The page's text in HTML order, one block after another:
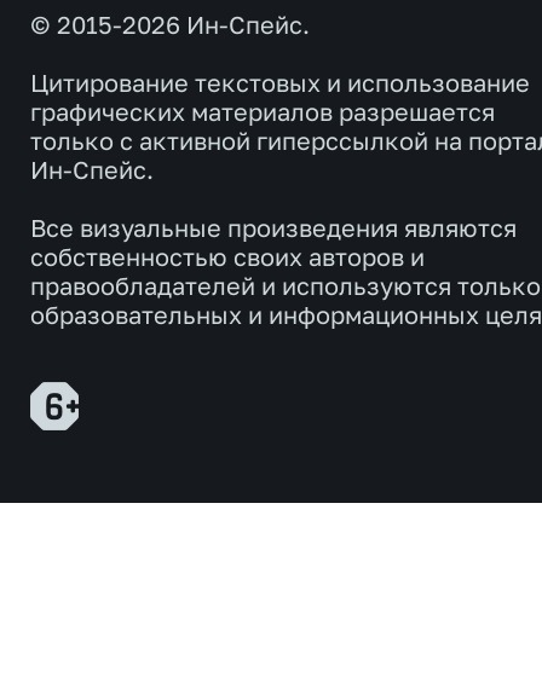
© 2015-2026 Ин-Спейс.
Цитирование текстовых и использование
графических материалов разрешается
только с активной гиперссылкой на
Ин-Спейс.
Все визуальные произведения являются
собственностью своих авторов и
правообладателей и используются
образовательных и информационных